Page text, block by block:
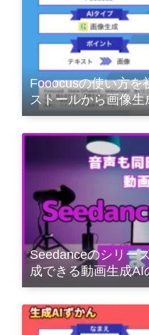
Fooocusの使い方を
ストールから画像
Seedanceのシリー
成できる動画生成AI